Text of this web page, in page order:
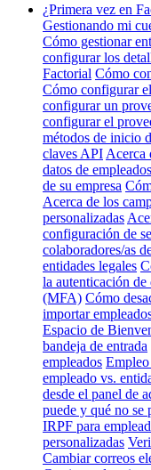
¿Primera vez en
Gestionando mi
Cómo gestionar
configurar los
Factorial Cómo
Cómo configurar
configurar un
configurar el
métodos de inicio
claves API Acerca
datos de empleados
de su empresa
Acerca de los
personalizadas
configuración de
colaboradores/as
entidades legales
la autenticación de
(MFA) Cómo
importar
Espacio de
bandeja de entrada
empleados
empleado vs.
desde el panel de
puede y qué no se
IRPF para
personalizadas
Cambiar correos